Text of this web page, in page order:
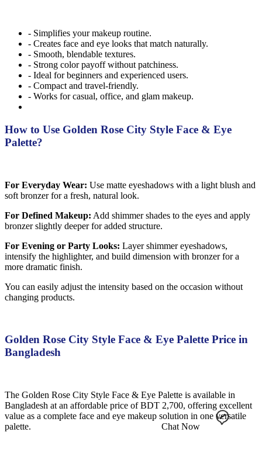
- Simplifies your makeup routine.
- Creates face and eye looks that match naturally.
- Smooth, blendable textures.
- Strong color payoff without patchiness.
- Ideal for beginners and experienced users.
- Compact and travel-friendly.
- Works for casual, office, and glam makeup.
How to Use Golden Rose City Style Face & Eye
Palette?
For Everyday Wear: Use matte eyeshadows with a light blush and
soft bronzer for a fresh, natural look.
For Defined Makeup: Add shimmer shades to the eyes and apply
bronzer slightly deeper for added structure.
For Evening or Party Looks: Layer shimmer eyeshadows,
intensify the highlighter, and build dimension with bronzer for a
more dramatic finish.
You can easily adjust the intensity based on the occasion without
changing products.
Golden Rose City Style Face & Eye Palette Price in
Bangladesh
The Golden Rose City Style Face & Eye Palette is available in
Bangladesh at an affordable price of BDT 2,700, offering excellent
value as a complete face and eye makeup solution in one versatile
palette.
Chat Now